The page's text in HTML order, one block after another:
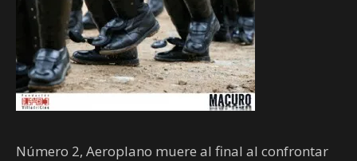
Número 2, Aeroplano muere al final al confrontar